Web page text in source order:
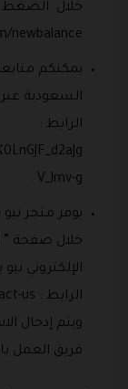
خلال الضغط
.
يمكنكم
السعودية
الرابط :
V_lmv-g .
يوفر متجر
خلال صفحة ”
الإلكتروني
ويتم إدخال
فريق العمل